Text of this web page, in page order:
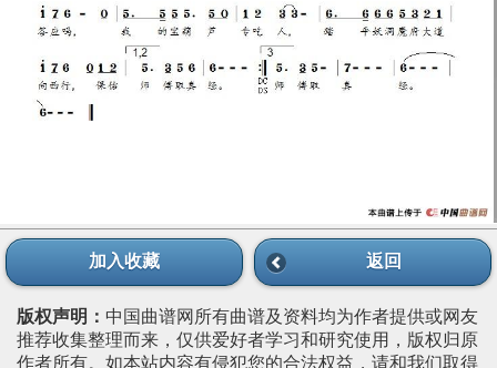
加入收藏 返回
版权声明： 中国曲谱网所有曲谱及资料均为作者提供或网友
推荐收集整理而来，仅供爱好者学习和研究使用，版权归原
作者所有。如本站内容有侵犯您的合法权益，请和我们取得